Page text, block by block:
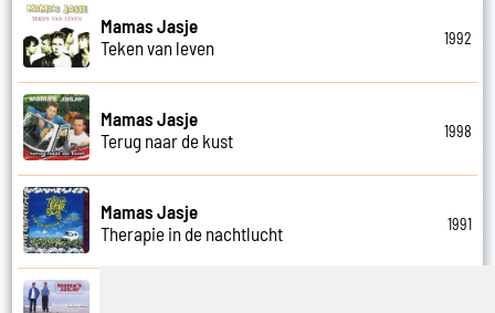
Mamas Jasje
Teken van leven
1992
Mamas Jasje
Terug naar de kust
1998
Mamas Jasje
Therapie in de nachtlucht
1991